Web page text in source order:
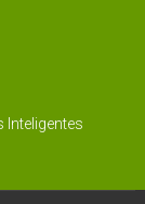
Inteligentes